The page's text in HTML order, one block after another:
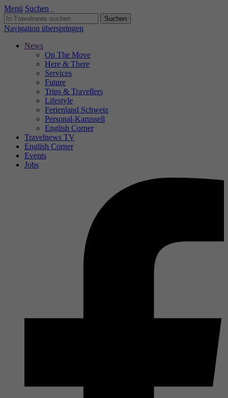
Menü Suchen
Navigation überspringen
News
On The Move
Here & There
Services
Future
Trips & Travellers
Lifestyle
Ferienland Schweiz
Personal-Karussell
English Corner
Travelnews TV
English Corner
Events
Jobs